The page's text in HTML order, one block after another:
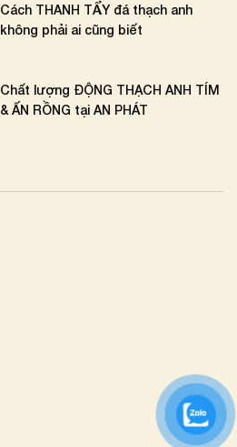
Cách THANH TẨY đá thạch anh
không phải ai cũng biết
Chất lượng ĐỘNG THẠCH ANH TÍM
& ẤN RỒNG tại AN PHÁT